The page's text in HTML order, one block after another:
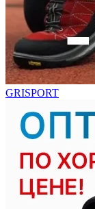
GRISPORT